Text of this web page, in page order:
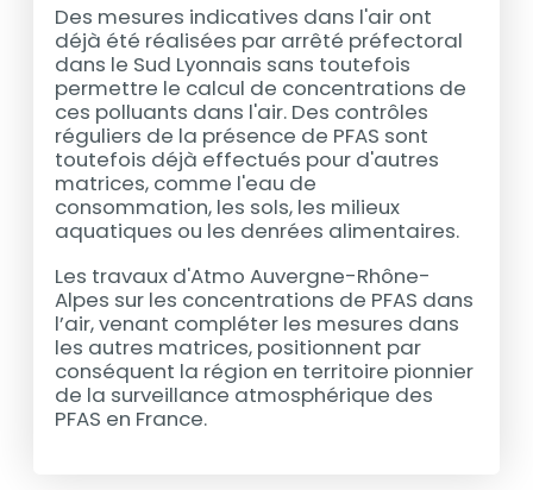
Des mesures indicatives dans l'air ont
déjà été réalisées par arrêté préfectoral
dans le Sud Lyonnais sans toutefois
permettre le calcul de concentrations de
ces polluants dans l'air. Des contrôles
réguliers de la présence de PFAS sont
toutefois déjà effectués pour d'autres
matrices, comme l'eau de
consommation, les sols, les milieux
aquatiques ou les denrées alimentaires.
Les travaux d'Atmo Auvergne-Rhône-
Alpes sur les concentrations de PFAS dans
l’air, venant compléter les mesures dans
les autres matrices, positionnent par
conséquent la région en territoire pionnier
de la surveillance atmosphérique des
PFAS en France.